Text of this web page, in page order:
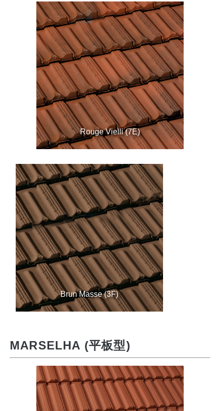
Rouge Vielli (7E)
Brun Masse (3F)
MARSELHA (平板型)